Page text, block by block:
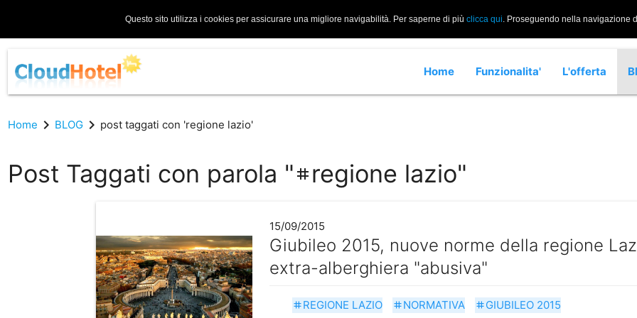
Questo sito utilizza i cookies per assicurare una migliore navigabilità. Per saperne di più clicca qui. Proseguendo nella navigazione
Home Funzionalita' L'offerta
Home chevron_right BLOG chevron_right post taggati con 'regione lazio'
Post Taggati con parola " tag regione lazio"
15/09/2015
Giubileo 2015, nuove norme della regione
extra-alberghiera "abusiva"
tag GIUBILEO 2015
tag NORMATIVA
tag REGIONE LAZIO